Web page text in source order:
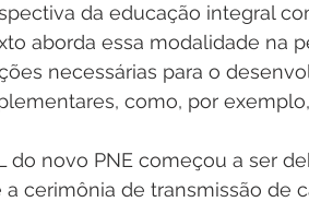
da educação integral
aborda essa modalidade na
necessárias para o
como, por
do novo PNE começou a ser
a cerimônia de transmissão de